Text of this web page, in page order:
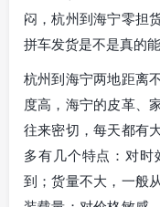
闷，杭州到海宁零担
拼车发货是不是真的
杭州到海宁两地距离
度高，海宁的皮革、
往来密切，每天都有
多有几个特点：对
到；货量不大，一般